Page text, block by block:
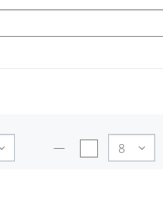
— День